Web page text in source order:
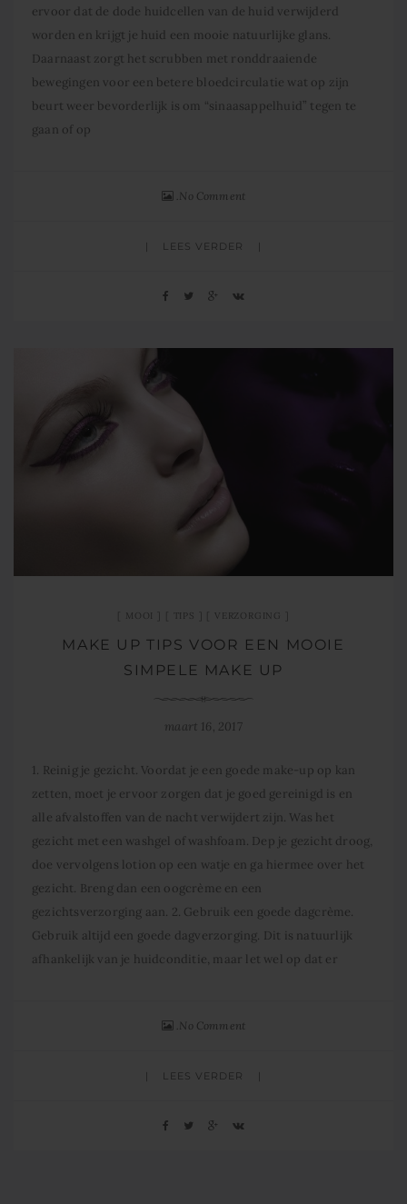
ervoor dat de dode huidcellen van de huid verwijderd
worden en krijgt je huid een mooie natuurlijke glans.
Daarnaast zorgt het scrubben met ronddraaiende
bewegingen voor een betere bloedcirculatie wat op zijn
beurt weer bevorderlijk is om “sinaasappelhuid” tegen te
gaan of op
No Comment
LEES VERDER
MOOI TIPS VERZORGING
MAKE UP TIPS VOOR EEN MOOIE
SIMPELE MAKE UP
maart 16, 2017
1. Reinig je gezicht. Voordat je een goede make-up op kan
zetten, moet je ervoor zorgen dat je goed gereinigd is en
alle afvalstoffen van de nacht verwijdert zijn. Was het
gezicht met een washgel of washfoam. Dep je gezicht droog,
doe vervolgens lotion op een watje en ga hiermee over het
gezicht. Breng dan een oogcrème en een
gezichtsverzorging aan. 2. Gebruik een goede dagcrème.
Gebruik altijd een goede dagverzorging. Dit is natuurlijk
afhankelijk van je huidconditie, maar let wel op dat er
No Comment
LEES VERDER